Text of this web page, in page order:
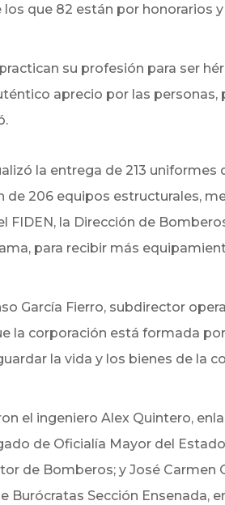
que 82 están por honorarios
su profesión para ser
aprecio por las
la entrega de 213 uniformes
de 206 equipos estructurales,
FIDEN, la Dirección de
para recibir más
García Fierro, subdirector
la corporación está formada
la vida y los bienes de la
el ingeniero Alex Quintero,
de Oficialía Mayor del
de Bomberos; y José Carmen
Burócratas Sección Ensenada,